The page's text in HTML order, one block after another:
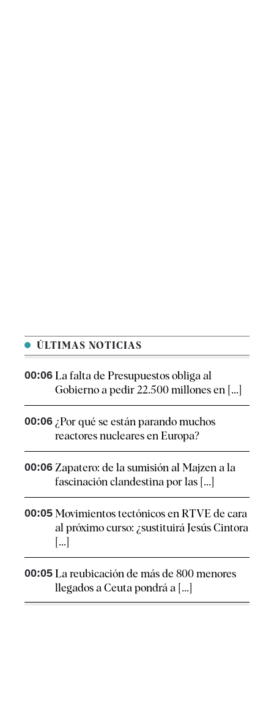
ÚLTIMAS NOTICIAS
00:06 La falta de Presupuestos obliga al
Gobierno a pedir 22.500 millones en [...]
00:06 ¿Por qué se están parando muchos
reactores nucleares en Europa?
00:06 Zapatero: de la sumisión al Majzen a la
fascinación clandestina por las [...]
00:05 Movimientos tectónicos en RTVE de cara
al próximo curso: ¿sustituirá Jesús Cintora
[...]
00:05 La reubicación de más de 800 menores
llegados a Ceuta pondrá a [...]